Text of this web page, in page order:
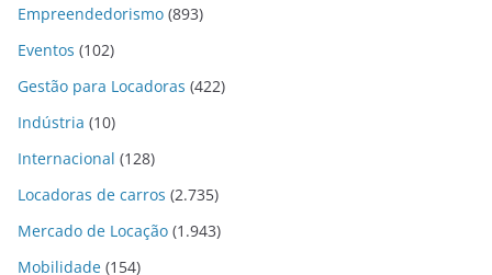
Empreendedorismo (893)
Eventos (102)
Gestão para Locadoras (422)
Indústria (10)
Internacional (128)
Locadoras de carros (2.735)
Mercado de Locação (1.943)
Mobilidade (154)